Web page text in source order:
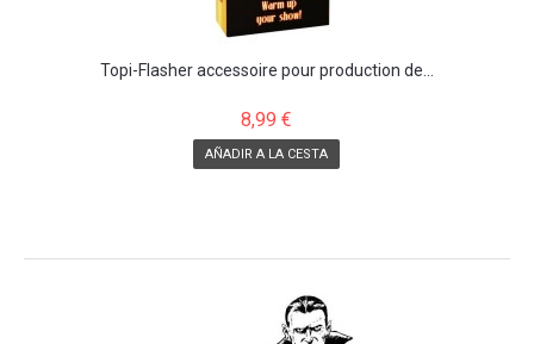
Topi-Flasher accessoire pour production de...
8,99 €
AÑADIR A LA CESTA